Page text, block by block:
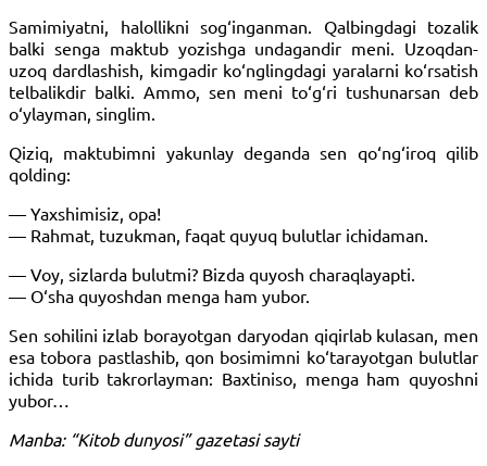
Samimiyatni, halollikni sog‘inganman. Qalbingdagi tozalik
balki senga maktub yozishga undagandir meni. Uzoqdan-
uzoq dardlashish, kimgadir ko‘nglingdagi yaralarni ko‘rsatish
telbalikdir balki. Ammo, sen meni to‘g‘ri tushunarsan deb
o‘ylayman, singlim.
Qiziq, maktubimni yakunlay deganda sen qo‘ng‘iroq qilib
qolding:
— Yaxshimisiz, opa!
— Rahmat, tuzukman, faqat quyuq bulutlar ichidaman.
— Voy, sizlarda bulutmi? Bizda quyosh charaqlayapti.
— O‘sha quyoshdan menga ham yubor.
Sen sohilini izlab borayotgan daryodan qiqirlab kulasan, men
esa tobora pastlashib, qon bosimimni ko‘tarayotgan bulutlar
ichida turib takrorlayman: Baxtiniso, menga ham quyoshni
yubor…
Manba: “Kitob dunyosi” gazetasi sayti